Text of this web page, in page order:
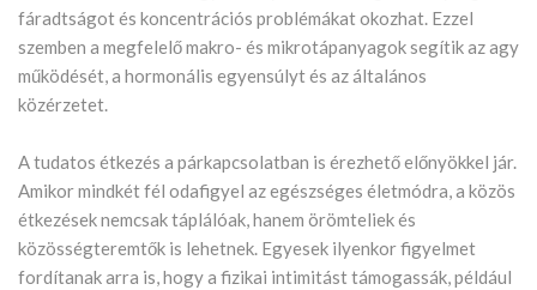
fáradtságot és koncentrációs problémákat okozhat. Ezzel
szemben a megfelelő makro- és mikrotápanyagok segítik az agy
működését, a hormonális egyensúlyt és az általános
közérzetet.
A tudatos étkezés a párkapcsolatban is érezhető előnyökkel jár.
Amikor mindkét fél odafigyel az egészséges életmódra, a közös
étkezések nemcsak táplálóak, hanem örömteliek és
közösségteremtők is lehetnek. Egyesek ilyenkor figyelmet
fordítanak arra is, hogy a fizikai intimitást támogassák, például